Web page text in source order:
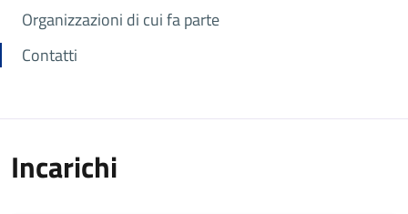
Organizzazioni di cui fa parte
Contatti
Incarichi